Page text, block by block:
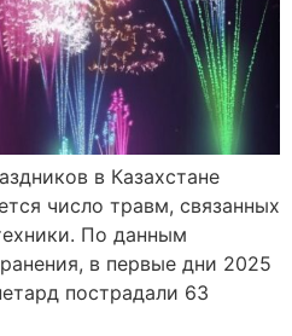
в Казахстане
число травм, связанных
По данным
в первые дни 2025
пострадали 63